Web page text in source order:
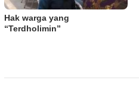
Hak warga yang
“Terdholimin”